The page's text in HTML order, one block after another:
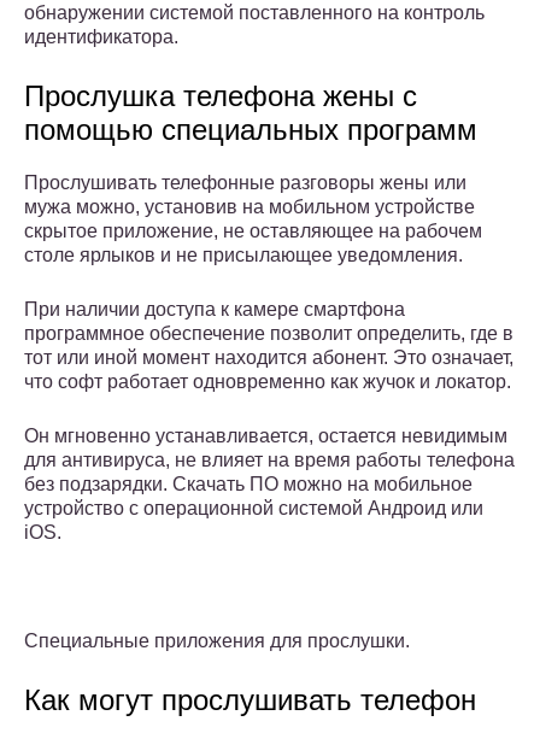
обнаружении системой поставленного на контроль
идентификатора.
Прослушка телефона жены с
помощью специальных программ
Прослушивать телефонные разговоры жены или
мужа можно, установив на мобильном устройстве
скрытое приложение, не оставляющее на рабочем
столе ярлыков и не присылающее уведомления.
При наличии доступа к камере смартфона
программное обеспечение позволит определить, где в
тот или иной момент находится абонент. Это означает,
что софт работает одновременно как жучок и локатор.
Он мгновенно устанавливается, остается невидимым
для антивируса, не влияет на время работы телефона
без подзарядки. Скачать ПО можно на мобильное
устройство с операционной системой Андроид или
iOS.
Специальные приложения для прослушки.
Как могут прослушивать телефон